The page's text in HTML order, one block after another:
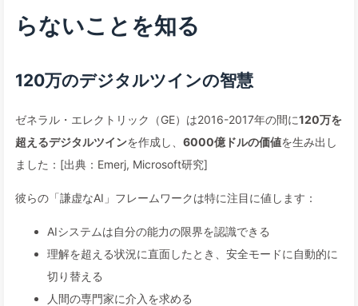
らないことを知る
120万のデジタルツインの智慧
ゼネラル・エレクトリック（GE）は2016-2017年の間に120万を
超えるデジタルツインを作成し、 6000億ドルの価値を生み出し
ました：[出典：Emerj, Microsoft研究]
彼らの「謙虚なAI」フレームワークは特に注目に値します：
AIシステムは自分の能力の限界を認識できる
理解を超える状況に直面したとき、安全モードに自動的に
切り替える
人間の専門家に介入を求める